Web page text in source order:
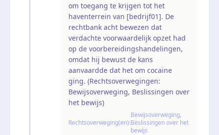
om toegang te krijgen tot het
haventerrein van [bedrijf01]. De
rechtbank acht bewezen dat
verdachte voorwaardelijk opzet had
op de voorbereidingshandelingen,
omdat hij bewust de kans
aanvaardde dat het om cocaïne
ging. (Rechtsoverwegingen:
Bewijsoverweging, Beslissingen over
het bewijs)
Rechtsoverweging(en):
Bewijsoverweging,
Beslissingen over het
bewijs